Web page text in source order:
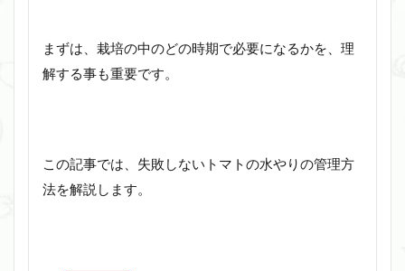
まずは、栽培の中のどの時期で必要になるかを、理
解する事も重要です。
この記事では、失敗しないトマトの水やりの管理方
法を解説します。